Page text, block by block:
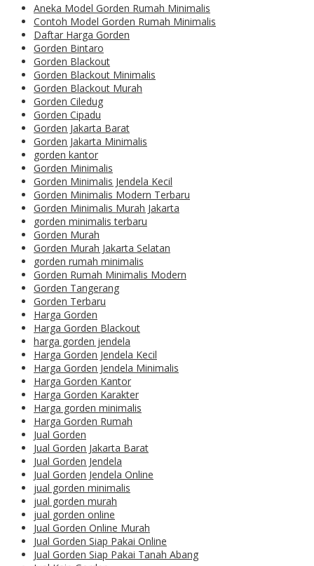
Aneka Model Gorden Rumah Minimalis
Contoh Model Gorden Rumah Minimalis
Daftar Harga Gorden
Gorden Bintaro
Gorden Blackout
Gorden Blackout Minimalis
Gorden Blackout Murah
Gorden Ciledug
Gorden Cipadu
Gorden Jakarta Barat
Gorden Jakarta Minimalis
gorden kantor
Gorden Minimalis
Gorden Minimalis Jendela Kecil
Gorden Minimalis Modern Terbaru
Gorden Minimalis Murah Jakarta
gorden minimalis terbaru
Gorden Murah
Gorden Murah Jakarta Selatan
gorden rumah minimalis
Gorden Rumah Minimalis Modern
Gorden Tangerang
Gorden Terbaru
Harga Gorden
Harga Gorden Blackout
harga gorden jendela
Harga Gorden Jendela Kecil
Harga Gorden Jendela Minimalis
Harga Gorden Kantor
Harga Gorden Karakter
Harga gorden minimalis
Harga Gorden Rumah
Jual Gorden
Jual Gorden Jakarta Barat
Jual Gorden Jendela
Jual Gorden Jendela Online
jual gorden minimalis
jual gorden murah
jual gorden online
Jual Gorden Online Murah
Jual Gorden Siap Pakai Online
Jual Gorden Siap Pakai Tanah Abang